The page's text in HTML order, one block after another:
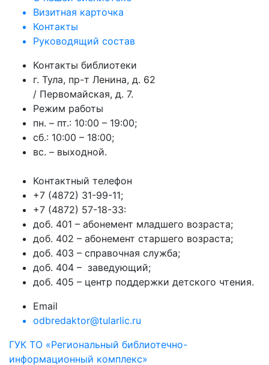
Визитная карточка
Контакты
Руководящий состав
Контакты библиотеки
г. Тула, пр-т Ленина, д. 62
/ Первомайская, д. 7.
Режим работы
пн. – пт.: 10:00 – 19:00;
сб.: 10:00 – 18:00;
вс. – выходной.
Контактный телефон
+7 (4872) 31-99-11;
+7 (4872) 57-18-33:
доб. 401 – абонемент младшего возраста;
доб. 402 – абонемент старшего возраста;
доб. 403 – справочная служба;
доб. 404 – заведующий;
доб. 405 – центр поддержки детского чтения.
Email
odbredaktor@tularlic.ru
ГУК ТО «Региональный библиотечно-
информационный комплекс»